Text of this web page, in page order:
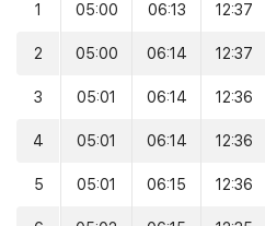
1 05:00 06:13 12:37
2 05:00 06:14 12:37
3 05:01 06:14 12:36
4 05:01 06:14 12:36
5 05:01 06:15 12:36